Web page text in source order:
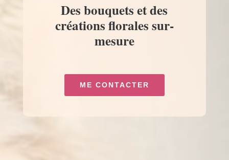
Des bouquets et des
créations florales sur-
mesure
ME CONTACTER